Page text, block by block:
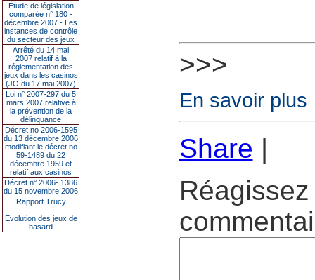
Étude de législation
comparée n° 180 -
décembre 2007 - Les
instances de contrôle
du secteur des jeux
Arrêté du 14 mai
2007 relatif à la
réglementation des
jeux dans les casinos
(JO du 17 mai 2007)
Loi n° 2007-297 du 5
mars 2007 relative à
la prévention de la
délinquance
Décret no 2006-1595
du 13 décembre 2006
modifiant le décret no
59-1489 du 22
décembre 1959 et
relatif aux casinos
Décret n° 2006- 1386
du 15 novembre 2006
Rapport Trucy
Evolution des jeux de
hasard
>>>
En savoir plus
Share |